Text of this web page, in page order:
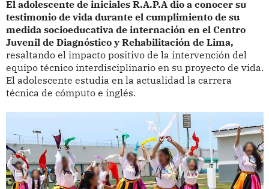
El adolescente de iniciales R.A.P.A dio a conocer su
testimonio de vida durante el cumplimiento de su
medida socioeducativa de internación en el Centro
Juvenil de Diagnóstico y Rehabilitación de Lima,
resaltando el impacto positivo de la intervención del
equipo técnico interdisciplinario en su proyecto de vida.
El adolescente estudia en la actualidad la carrera
técnica de cómputo e inglés.